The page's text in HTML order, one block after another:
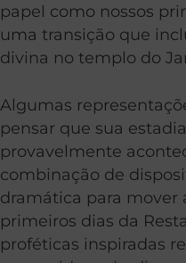
papel como nossos
uma transição que
divina no templo do
Algumas
pensar que sua
provavelmente
combinação de
dramática para mover
primeiros dias da
proféticas inspiradas